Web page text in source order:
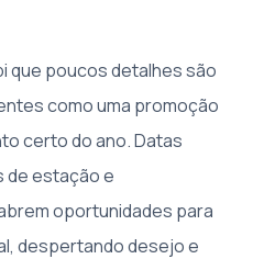
que poucos detalhes são
como uma promoção
certo do ano. Datas
de estação e
oportunidades para
despertando desejo e